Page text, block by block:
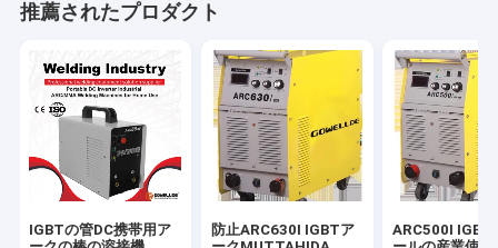
推薦されたプロダクト
IGBTの管DC携帯用ア
防止ARC630I IGBTア
ARC500I IGBT